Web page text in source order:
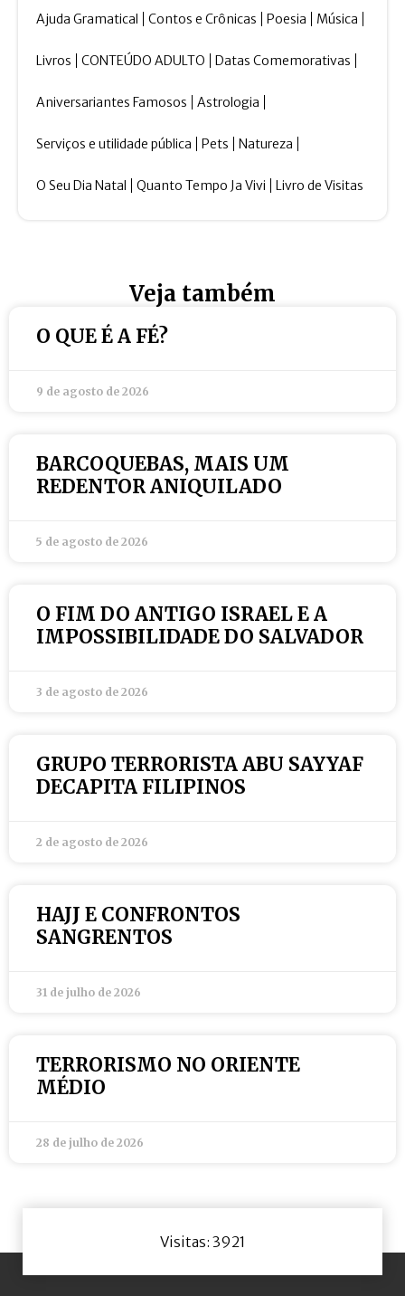
Ajuda Gramatical Contos e Crônicas Poesia Música
Livros CONTEÚDO ADULTO Datas Comemorativas
Aniversariantes Famosos Astrologia
Serviços e utilidade pública Pets Natureza
O Seu Dia Natal Quanto Tempo Ja Vivi Livro de Visitas
Veja também
O QUE É A FÉ?
9 de agosto de 2026
BARCOQUEBAS, MAIS UM
REDENTOR ANIQUILADO
5 de agosto de 2026
O FIM DO ANTIGO ISRAEL E A
IMPOSSIBILIDADE DO SALVADOR
3 de agosto de 2026
GRUPO TERRORISTA ABU SAYYAF
DECAPITA FILIPINOS
2 de agosto de 2026
HAJJ E CONFRONTOS
SANGRENTOS
31 de julho de 2026
TERRORISMO NO ORIENTE
MÉDIO
28 de julho de 2026
Visitas: 3921